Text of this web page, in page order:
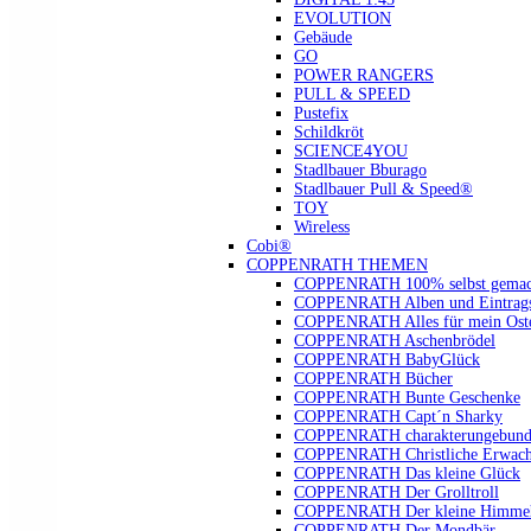
EVOLUTION
Gebäude
GO
POWER RANGERS
PULL & SPEED
Pustefix
Schildkröt
SCIENCE4YOU
Stadlbauer Bburago
Stadlbauer Pull & Speed®
TOY
Wireless
Cobi®
COPPENRATH THEMEN
COPPENRATH 100% selbst
COPPENRATH Alben und
COPPENRATH Alles für mein
COPPENRATH Aschenbrödel
COPPENRATH BabyGlück
COPPENRATH Bücher
COPPENRATH Bunte Geschenke
COPPENRATH Capt´n Sharky
COPPENRATH
COPPENRATH Christliche
COPPENRATH Das kleine Glück
COPPENRATH Der Grolltroll
COPPENRATH Der kleine